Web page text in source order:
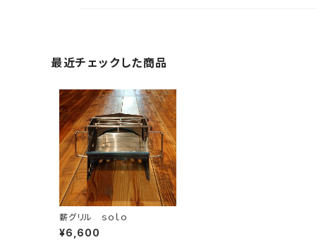
最近チェックした商品
薪グリル ｓｏｌｏ
¥6,600